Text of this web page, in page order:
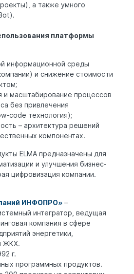
а также умного
платформы
информационной среды
и снижение стоимости
и масштабирование процессов
без привлечения
code технология);
– архитектура решений
компонентах.
ELMA предназначены для
и улучшения бизнес-
цифровизация компании.
ИНФОПРО» –
интегратор, ведущая
компания в сфере
энергетики,
ЖКХ.
г.
программных продуктов.